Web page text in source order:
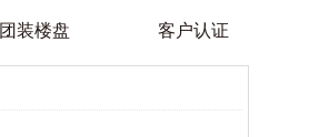
团装楼盘 客户认证